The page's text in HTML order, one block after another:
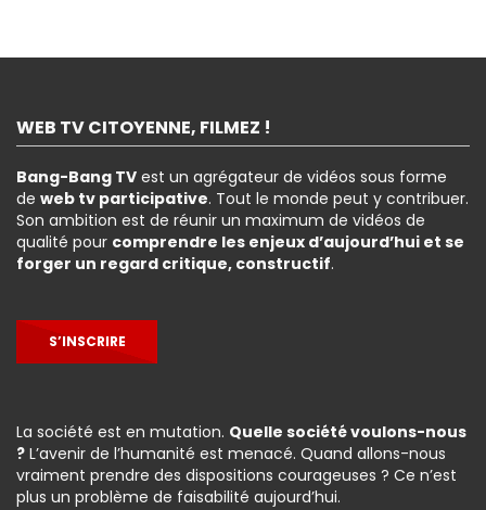
WEB TV CITOYENNE, FILMEZ !
Bang-Bang TV est un agrégateur de vidéos sous forme
de web tv participative. Tout le monde peut y contribuer.
Son ambition est de réunir un maximum de vidéos de
qualité pour comprendre les enjeux d’aujourd’hui et se
forger un regard critique, constructif.
S’INSCRIRE
La société est en mutation. Quelle société voulons-nous
? L’avenir de l’humanité est menacé. Quand allons-nous
vraiment prendre des dispositions courageuses ? Ce n’est
plus un problème de faisabilité aujourd’hui.